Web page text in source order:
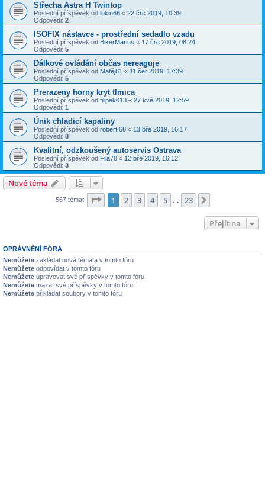
Střecha Astra H Twintop
Poslední příspěvek od lukin66 « 22 črc 2019, 10:39
Odpovědi: 2
ISOFIX nástavce - prostřední sedadlo vzadu
Poslední příspěvek od BikerMarius « 17 črc 2019, 08:24
Odpovědi: 5
Dálkové ovládání občas nereaguje
Poslední příspěvek od Matěj81 « 11 čer 2019, 17:39
Odpovědi: 5
Prerazeny horny kryt tlmica
Poslední příspěvek od filipek013 « 27 kvě 2019, 12:59
Odpovědi: 1
Únik chladicí kapaliny
Poslední příspěvek od robert.68 « 13 bře 2019, 16:17
Odpovědi: 8
Kvalitní, odzkoušený autoservis Ostrava
Poslední příspěvek od Fila78 « 12 bře 2019, 16:12
Odpovědi: 3
Nové téma
567 témat Stránka z 23
1 2 3 4 5 … 23
Přejít na
OPRÁVNĚNÍ FÓRA
Nemůžete zakládat nová témata v tomto fóru
Nemůžete odpovídat v tomto fóru
Nemůžete upravovat své příspěvky v tomto fóru
Nemůžete mazat své příspěvky v tomto fóru
Nemůžete přikládat soubory v tomto fóru